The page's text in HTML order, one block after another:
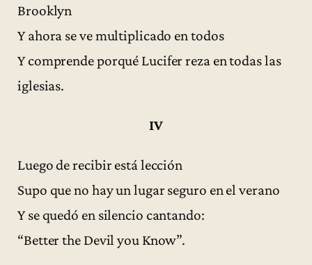
Brooklyn
Y ahora se ve multiplicado en todos
Y comprende porqué Lucifer reza en todas las
iglesias.
IV
Luego de recibir está lección
Supo que no hay un lugar seguro en el verano
Y se quedó en silencio cantando:
“Better the Devil you Know”.